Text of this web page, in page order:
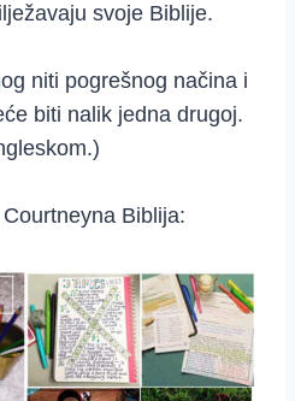
svoje Biblije.
niti pogrešnog načina i
biti nalik jedna drugoj.
Biblija: